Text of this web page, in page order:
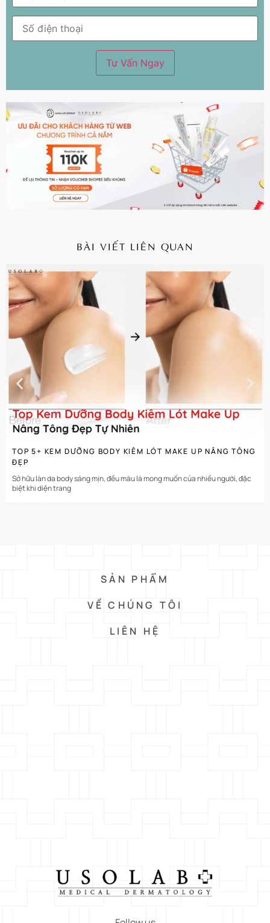
BÀI VIẾT LIÊN QUAN
TOP 5+ KEM DƯỠNG BODY KIÊM LÓT MAKE UP NÂNG TÔNG
ĐẸP
Sở hữu làn da body sáng mịn, đều màu là mong muốn của nhiều người, đặc
biệt khi diện trang
SẢN PHẨM
VỀ CHÚNG TÔI
LIÊN HỆ